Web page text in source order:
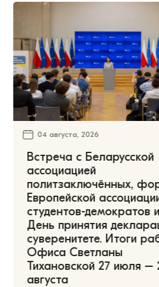
04 августа, 2026
Встреча с Беларусской
ассоциацией
политзаключённых,
Европейской
студентов-демократов и
День принятия
суверенитете. Итоги
Офиса Светланы
Тихановской 27 июля –
августа